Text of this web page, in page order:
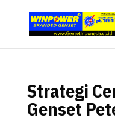
Strategi
Genset